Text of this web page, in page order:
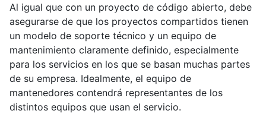
Al igual que con un proyecto de código abierto, debe
asegurarse de que los proyectos compartidos tienen
un modelo de soporte técnico y un equipo de
mantenimiento claramente definido, especialmente
para los servicios en los que se basan muchas partes
de su empresa. Idealmente, el equipo de
mantenedores contendrá representantes de los
distintos equipos que usan el servicio.